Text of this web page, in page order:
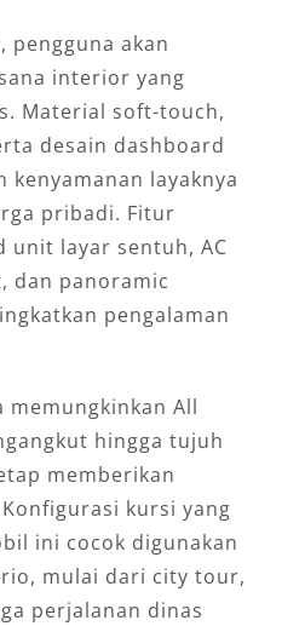
pengguna akan
interior yang
Material soft-touch,
desain dashboard
layaknya
pribadi. Fitur
unit layar sentuh, AC
dan panoramic
pengalaman
memungkinkan All
hingga tujuh
memberikan
kursi yang
ini cocok digunakan
mulai dari city tour,
perjalanan dinas